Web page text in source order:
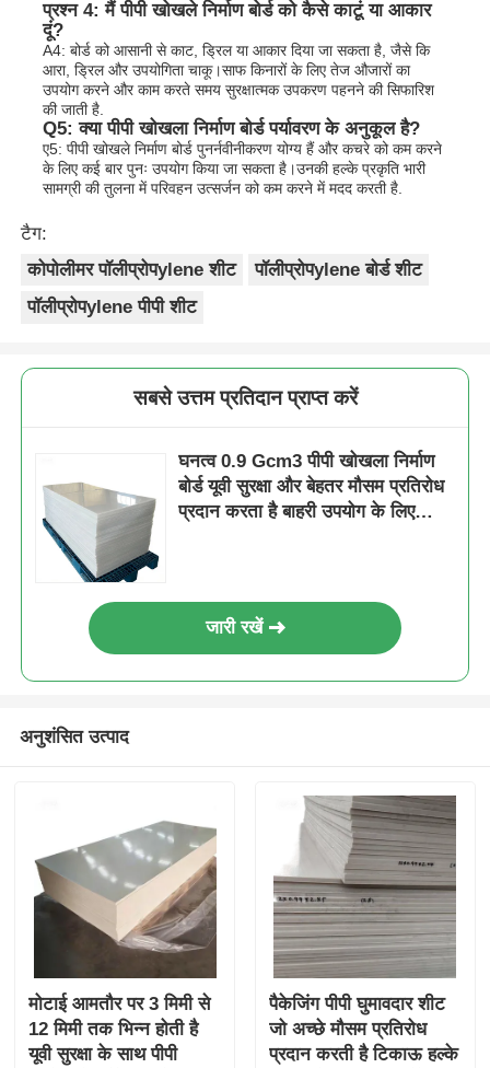
प्रश्न 4: मैं पीपी खोखले निर्माण बोर्ड को कैसे काटूं या आकार
दूं?
A4: बोर्ड को आसानी से काट, ड्रिल या आकार दिया जा सकता है, जैसे कि
आरा, ड्रिल और उपयोगिता चाकू।साफ किनारों के लिए तेज औजारों का
उपयोग करने और काम करते समय सुरक्षात्मक उपकरण पहनने की सिफारिश
की जाती है.
Q5: क्या पीपी खोखला निर्माण बोर्ड पर्यावरण के अनुकूल है?
ए5: पीपी खोखले निर्माण बोर्ड पुनर्नवीनीकरण योग्य हैं और कचरे को कम करने
के लिए कई बार पुनः उपयोग किया जा सकता है।उनकी हल्के प्रकृति भारी
सामग्री की तुलना में परिवहन उत्सर्जन को कम करने में मदद करती है.
टैग:
कोपोलीमर पॉलीप्रोपylene शीट
पॉलीप्रोपylene बोर्ड शीट
पॉलीप्रोपylene पीपी शीट
सबसे उत्तम प्रतिदान प्राप्त करें
घनत्व 0.9 Gcm3 पीपी खोखला निर्माण
बोर्ड यूवी सुरक्षा और बेहतर मौसम प्रतिरोध
प्रदान करता है बाहरी उपयोग के लिए
जारी रखें
अनुशंसित उत्पाद
मोटाई आमतौर पर 3 मिमी से
12 मिमी तक भिन्न होती है
यूवी सुरक्षा के साथ पीपी
पैकेजिंग पीपी घुमावदार शीट
जो अच्छे मौसम प्रतिरोध
प्रदान करती है टिकाऊ हल्के